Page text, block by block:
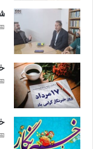
📅 17 مرداد
📅 16 مرداد
📅 16 مرداد